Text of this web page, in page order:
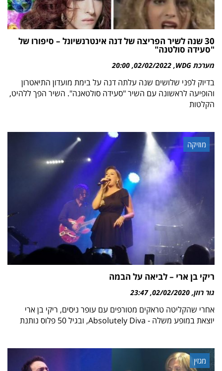
30 שנה לשיר הפריצה של דנה אינטרנשיונל – סיפורו של
"סעידה סולטנה"
מערכת WDG 02/02/2022
20:00
בדיוק לפני שלושים שנה עלתה דנה על בימת מועדון התיאטרון
והופיעה לראשונה עם השיר "סעידה סולטאנה". השיר הפך ללהיט,
הקלטות
מוזיקה
ריקי בן ארי – לביאה על הבמה
גור רוזן 02/02/2020
23:47
אחרי שהקליטה טראקים מטורפים עם עופר ניסים, ריקי בן ארי
יוצאת במופע משלה - Absolutely Diva, ובגיל 50 פלוס נותנת
מגזין